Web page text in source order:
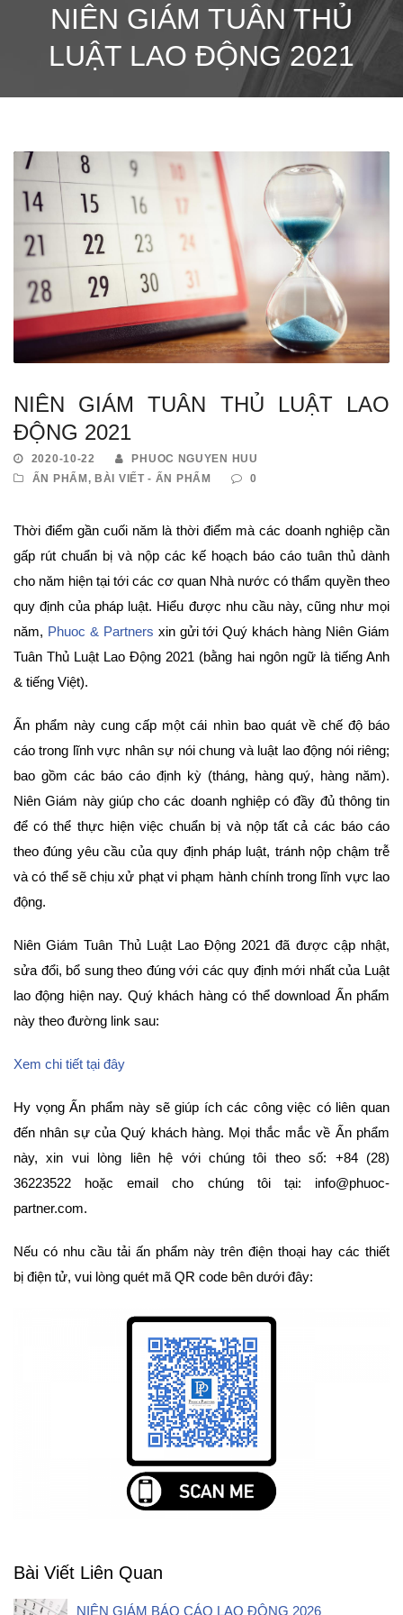
NIÊN GIÁM TUÂN THỦ
LUẬT LAO ĐỘNG 2021
NIÊN GIÁM TUÂN THỦ LUẬT LAO
ĐỘNG 2021
2020-10-22
PHUOC NGUYEN HUU
ẤN PHẨM, BÀI VIẾT - ẤN PHẨM 0
Thời điểm gần cuối năm là thời điểm mà các doanh nghiệp cần
gấp rút chuẩn bị và nộp các kế hoạch báo cáo tuân thủ dành
cho năm hiện tại tới các cơ quan Nhà nước có thẩm quyền theo
quy định của pháp luật. Hiểu được nhu cầu này, cũng như mọi
năm, Phuoc & Partners xin gửi tới Quý khách hàng Niên Giám
Tuân Thủ Luật Lao Động 2021 (bằng hai ngôn ngữ là tiếng Anh
& tiếng Việt).
Ấn phẩm này cung cấp một cái nhìn bao quát về chế độ báo
cáo trong lĩnh vực nhân sự nói chung và luật lao động nói riêng;
bao gồm các báo cáo định kỳ (tháng, hàng quý, hàng năm).
Niên Giám này giúp cho các doanh nghiệp có đầy đủ thông tin
để có thể thực hiện việc chuẩn bị và nộp tất cả các báo cáo
theo đúng yêu cầu của quy định pháp luật, tránh nộp chậm trễ
và có thể sẽ chịu xử phạt vi phạm hành chính trong lĩnh vực lao
động.
Niên Giám Tuân Thủ Luật Lao Động 2021 đã được cập nhật,
sửa đổi, bổ sung theo đúng với các quy định mới nhất của Luật
lao động hiện nay. Quý khách hàng có thể download Ấn phẩm
này theo đường link sau:
Xem chi tiết tại đây
Hy vọng Ấn phẩm này sẽ giúp ích các công việc có liên quan
đến nhân sự của Quý khách hàng. Mọi thắc mắc về Ấn phẩm
này, xin vui lòng liên hệ với chúng tôi theo số: +84 (28)
36223522 hoặc email cho chúng tôi tại: info@phuoc-
partner.com.
Nếu có nhu cầu tải ấn phẩm này trên điện thoại hay các thiết
bị điện tử, vui lòng quét mã QR code bên dưới đây:
Bài Viết Liên Quan
NIÊN GIÁM BÁO CÁO LAO ĐỘNG 2026